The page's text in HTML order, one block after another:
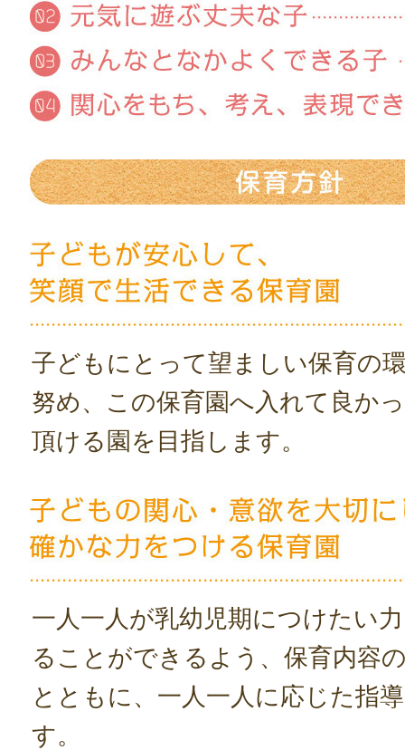
子どもにとって望ましい保育の
努め、この保育園へ入れて良か
頂ける園を目指します。
一人一人が乳幼児期につけたい
ることができるよう、保育内容
とともに、一人一人に応じた指
す。